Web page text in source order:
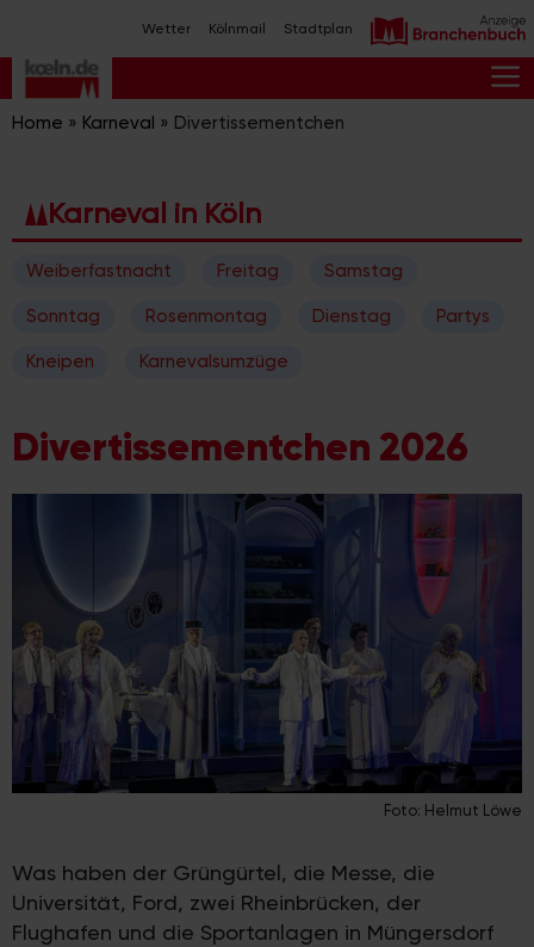
Inhalt
springen
Wetter Kölnmail Stadtplan
Home » Karneval » Divertissementchen
Karneval in Köln
Weiberfastnacht Freitag Samstag
Sonntag Rosenmontag Dienstag Partys
Kneipen Karnevalsumzüge
Divertissementchen 2026
Foto: Helmut Löwe
Was haben der Grüngürtel, die Messe, die
Universität, Ford, zwei Rheinbrücken, der
Flughafen und die Sportanlagen in Müngersdorf